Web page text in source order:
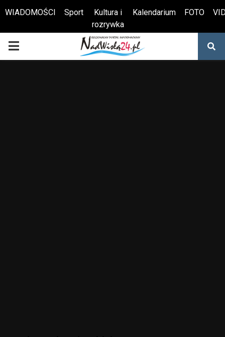
Otwórz pasek narzędzi
WIADOMOŚCI Sport
Kultura i
rozrywka
Kalendarium FOTO
PRIMARY